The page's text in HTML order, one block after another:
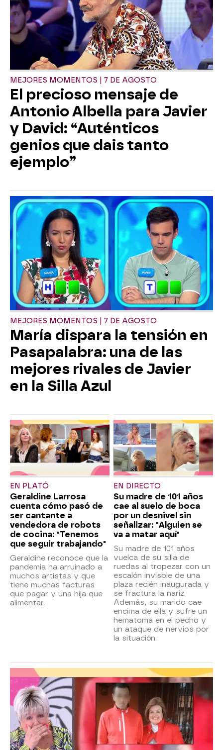
MEJORES MOMENTOS | 7 DE AGOSTO
El precioso mensaje de
Antonio Albella para Javier
y David: “Auténticos
genios que dais tanto
ejemplo”
MEJORES MOMENTOS | 7 DE AGOSTO
María dispara la tensión en
Pasapalabra: una de las
mejores rivales de Javier
en la Silla Azul
EN PLATÓ
Geraldine Larrosa
cuenta cómo pasó de
ser cantante a
vendedora de robots
de cocina: "Tenemos
que seguir trabajando"
Geraldine reconoce que la
pandemia ha arruinado a
muchos artistas y que
tiene muchas facturas
que pagar y una hija que
alimentar.
EN DIRECTO
Su madre de 101 años
cae al suelo de boca
por un desnivel sin
señalizar: "Alguien se
va a matar aquí"
Su madre de 101 años
vuelca de su silla de
ruedas al tropezar con un
escalón invisble de una
plaza recién inaugurada y
se fractura la nariz.
Además, su marido cae
encima de ella y sufre un
hematoma en el pecho y
un ataque de nervios por
la situación.